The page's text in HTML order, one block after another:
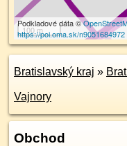
100 m
Podkladové dáta ©
https://poi.oma.sk/n9051684972
Bratislavský kraj »
Vajnory
Obchod